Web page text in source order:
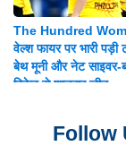
The Hundred
वेल्श फायर पर भारी पड़ी
बेथ मूनी और नेट साइवर-
विकेट से शानदार जीत
Follow